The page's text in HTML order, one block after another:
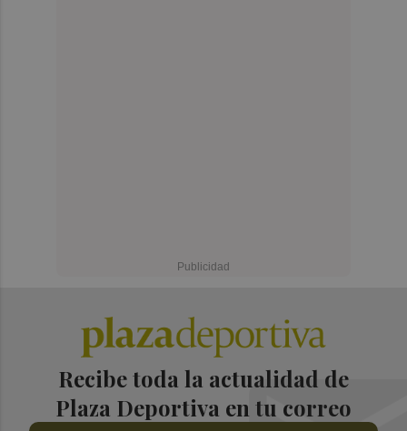
Recibe toda la actualidad de
Plaza Deportiva en tu correo